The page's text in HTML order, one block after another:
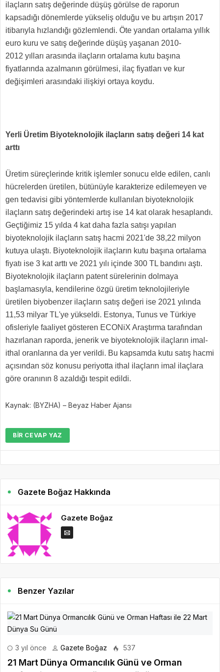
ilaçların satış değerinde düşüş görülse de raporun
kapsadığı dönemlerde yükseliş olduğu ve bu artışın 2017
itibarıyla hızlandığı gözlemlendi. Öte yandan ortalama yıllık
euro kuru ve satış değerinde düşüş yaşanan 2010-
2012 yılları arasında ilaçların ortalama kutu başına
fiyatlarında azalmanın görülmesi, ilaç fiyatları ve kur
değişimleri arasındaki ilişkiyi ortaya koydu.
Yerli Üretim Biyoteknolojik ilaçların satış değeri 14 kat
arttı
Üretim süreçlerinde kritik işlemler sonucu elde edilen, canlı
hücrelerden üretilen, bütünüyle karakterize edilemeyen ve
gen tedavisi gibi yöntemlerde kullanılan biyoteknolojik
ilaçların satış değerindeki artış ise 14 kat olarak hesaplandı.
Geçtiğimiz 15 yılda 4 kat daha fazla satışı yapılan
biyoteknolojik ilaçların satış hacmi 2021'de 38,22 milyon
kutuya ulaştı. Biyoteknolojik ilaçların kutu başına ortalama
fiyatı ise 3 kat arttı ve 2021 yılı içinde 300 TL bandını aştı.
Biyoteknolojik ilaçların patent sürelerinin dolmaya
başlamasıyla, kendilerine özgü üretim teknolojileriyle
üretilen biyobenzer ilaçların satış değeri ise 2021 yılında
11,53 milyar TL'ye yükseldi. Estonya, Tunus ve Türkiye
ofisleriyle faaliyet gösteren ECONiX Araştırma tarafından
hazırlanan raporda, jenerik ve biyoteknolojik ilaçların imal-
ithal oranlarına da yer verildi. Bu kapsamda kutu satış hacmi
açısından söz konusu periyotta ithal ilaçların imal ilaçlara
göre oranının 8 azaldığı tespit edildi.
Kaynak: (BYZHA) – Beyaz Haber Ajansı
BIR CEVAP YAZ
Gazete Boğaz Hakkında
Gazete Boğaz
Benzer Yazılar
3 yıl önce Gazete Boğaz 537
21 Mart Dünya Ormancılık Günü ve Orman